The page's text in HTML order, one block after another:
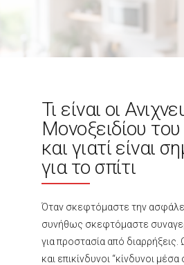
Τι είναι οι
Μονοξειδίου
και γιατί είναι
για το σπίτι
Όταν σκεφτόμαστε την
συνήθως σκεφτόμαστε
για προστασία από
και επικίνδυνοι “κίνδυνοι